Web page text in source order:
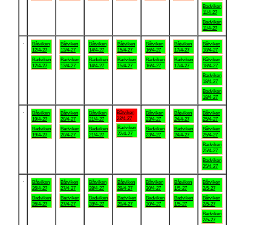
Badviken
11/4-27
Badviken
11/4-27
Båtviken
12/4-27
Badviken
12/4-27
Båtviken
13/4-27
Badviken
13/4-27
Båtviken
14/4-27
Badviken
14/4-27
Båtviken
15/4-27
Badviken
15/4-27
Båtviken
16/4-27
Badviken
16/4-27
Båtviken
17/4-27
Badviken
17/4-27
Båtviken
18/4-27
Båtviken
18/4-27
Badviken
18/4-27
Badviken
18/4-27
Båtviken
19/4-27
Badviken
19/4-27
Båtviken
20/4-27
Badviken
20/4-27
Båtviken
21/4-27
Badviken
21/4-27
Båtviken
22/4-27
Badviken
22/4-27
Båtviken
23/4-27
Badviken
23/4-27
Båtviken
24/4-27
Badviken
24/4-27
Båtviken
25/4-27
Båtviken
25/4-27
Badviken
25/4-27
Badviken
25/4-27
Båtviken
26/4-27
Badviken
26/4-27
Båtviken
27/4-27
Badviken
27/4-27
Båtviken
28/4-27
Badviken
28/4-27
Båtviken
29/4-27
Badviken
29/4-27
Båtviken
30/4-27
Badviken
30/4-27
Båtviken
1/5-27
Badviken
1/5-27
Båtviken
2/5-27
Båtviken
2/5-27
Badviken
2/5-27